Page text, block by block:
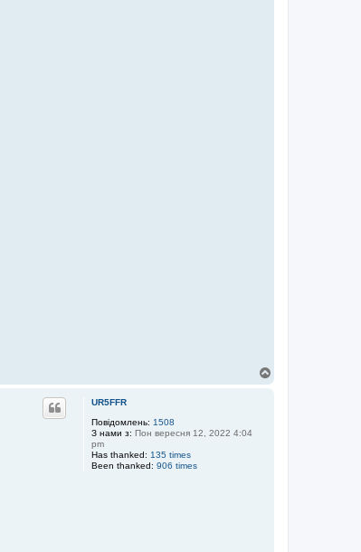
UR5FFR
Повідомлень: 1508
З нами з: Пон вересня 12, 2022 4:04
pm
Has thanked: 135 times
Been thanked: 906 times